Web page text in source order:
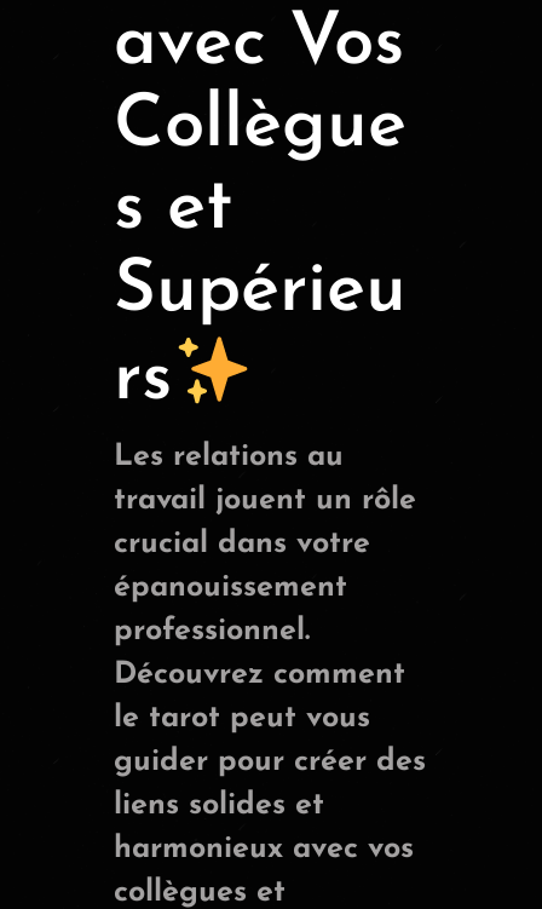
avec Vos
Collègue
s et
Supérieu
rs
Les relations au
travail jouent un rôle
crucial dans votre
épanouissement
professionnel.
Découvrez comment
le tarot peut vous
guider pour créer des
liens solides et
harmonieux avec vos
collègues et